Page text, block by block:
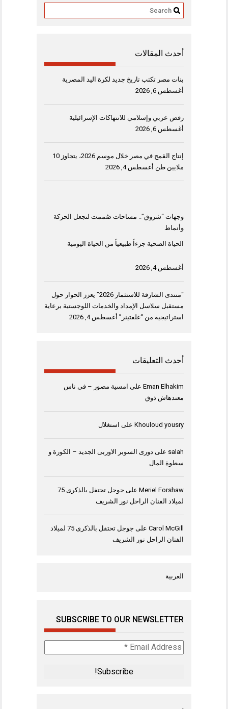
أحدث المقالات
بنات مصر تكتب تاريخ جديد لكرة اليد المصرية
أغسطس 6, 2026
رفض عربي وإسلامي للانتهاكات الإسرائيلية
أغسطس 6, 2026
إنتاج القمح في مصر خلال موسم 2026، يتجاوز 10
ملايين طن أغسطس 4, 2026
وجهات “شروق”.. مساحات صُممت لتجعل الحركة
وأنماط
الحياة الصحية جزءاً طبيعياً من الحياة اليومية
أغسطس 4, 2026
“منتدى الشارقة للاستثمار 2026” يعزز الحوار حول
مستقبل سلاسل الإمداد والخدمات اللوجستية برعاية
استراتيجية من “غلفتينر” أغسطس 4, 2026
أحدث التعليقات
Eman Elhakim على امسية مصور – فى ناس
معندهاش ذوق
Khouloud yousry على استغلال
salah على دورى السوبر الاوربى الجديد – الكورة و
سطوة المال
Meriel Forshaw على
جوجل تحتفل بالذكرى 75
لميلاد الفنان الراحل نور الشريف
Carol McGill على
جوجل تحتفل بالذكرى 75 لميلاد
الفنان الراحل نور الشريف
العربية
SUBSCRIBE TO OUR NEWSLETTER
Email
Address